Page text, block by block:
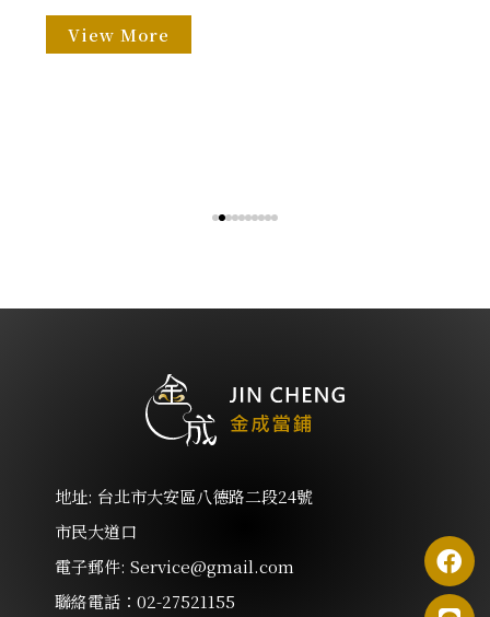
View More
地址: 台北市大安區八德路二段24號
市民大道口
電子郵件: Service@gmail.com
聯絡電話：02-27521155